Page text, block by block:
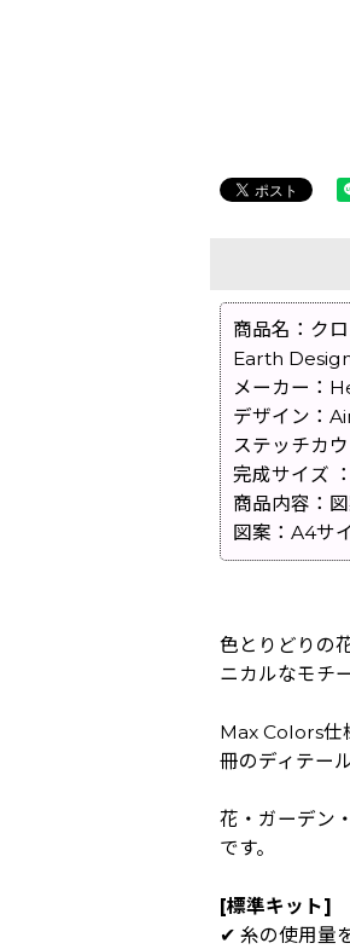
商品名：ク
Earth
メーカー：
デザイン：
ステッチカウ
完成サイズ
商品内容：
図案：A4サ
色とりどりの
ニカルなモチ
Max Colors仕
冊のディテー
花・ガーデン
です。
[標準キット]
✔ 糸の使用量